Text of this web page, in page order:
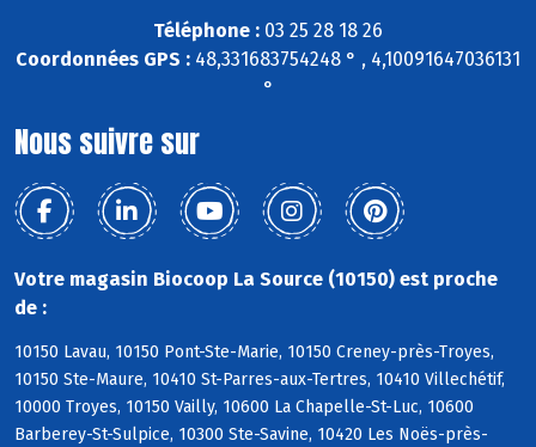
Téléphone : 03 25 28 18 26
Coordonnées GPS : 48,331683754248 ° , 4,10091647036131
°
Nous suivre sur
Votre magasin Biocoop La Source (10150) est proche
de :
10150 Lavau, 10150 Pont-Ste-Marie, 10150 Creney-près-Troyes,
10150 Ste-Maure, 10410 St-Parres-aux-Tertres, 10410 Villechétif,
10000 Troyes, 10150 Vailly, 10600 La Chapelle-St-Luc, 10600
Barberey-St-Sulpice, 10300 Ste-Savine, 10420 Les Noës-près-